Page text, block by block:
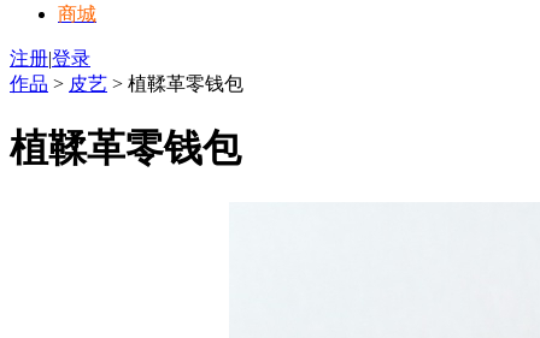
商城
注册|登录
作品 > 皮艺 > 植鞣革零钱包
植鞣革零钱包